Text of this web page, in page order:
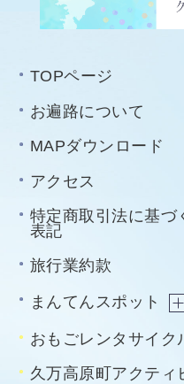
TOPページ
お遍路について
MAPダウンロード
アクセス
特定商取引法に基づ
表記
旅行業約款
まんてんスポット
おもごレンタサイク
久万高原町アクティ